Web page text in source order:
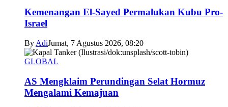
Kemenangan El-Sayed Permalukan Kubu Pro-
Israel
By AdiJumat, 7 Agustus 2026, 08:20
GLOBAL
AS Mengklaim Perundingan Selat Hormuz
Mengalami Kemajuan